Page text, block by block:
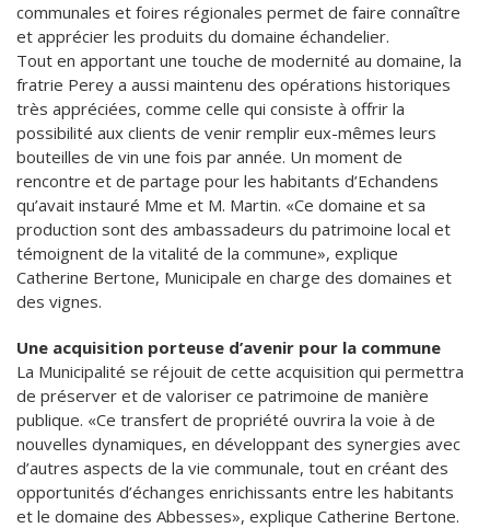
communales et foires régionales permet de faire connaître
et apprécier les produits du domaine échandelier.
Tout en apportant une touche de modernité au domaine, la
fratrie Perey a aussi maintenu des opérations historiques
très appréciées, comme celle qui consiste à offrir la
possibilité aux clients de venir remplir eux-mêmes leurs
bouteilles de vin une fois par année. Un moment de
rencontre et de partage pour les habitants d’Echandens
qu’avait instauré Mme et M. Martin. «Ce domaine et sa
production sont des ambassadeurs du patrimoine local et
témoignent de la vitalité de la commune», explique
Catherine Bertone, Municipale en charge des domaines et
des vignes.
Une acquisition porteuse d’avenir pour la commune
La Municipalité se réjouit de cette acquisition qui permettra
de préserver et de valoriser ce patrimoine de manière
publique. «Ce transfert de propriété ouvrira la voie à de
nouvelles dynamiques, en développant des synergies avec
d’autres aspects de la vie communale, tout en créant des
opportunités d’échanges enrichissants entre les habitants
et le domaine des Abbesses», explique Catherine Bertone.